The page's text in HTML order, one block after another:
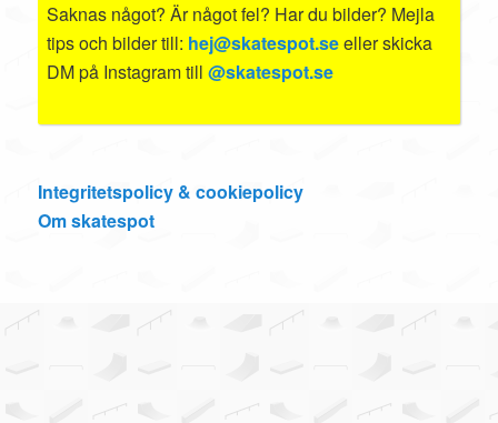
Saknas något? Är något fel? Har du bilder? Mejla
tips och bilder till: hej@skatespot.seeller skicka
DM på Instagram till@skatespot.se
Integritetspolicy & cookiepolicy
Om skatespot